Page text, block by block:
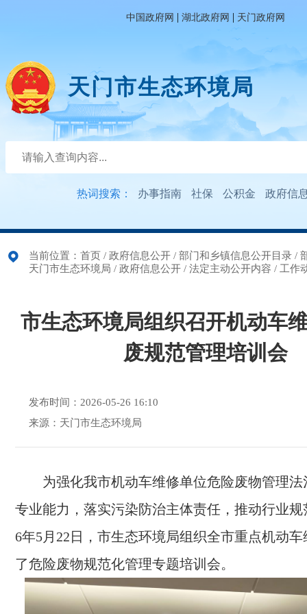
中国政府网 | 湖北政府网 | 天门政府网
天门市生态环境局
热词搜索： 办事指南 社保 公积金 政府信
当前位置： 首页 / 政府信息公开 / 部门和乡镇信息公开目录 /
天门市生态环境局 / 政府信息公开 / 法定主动公开内容 / 工作
市生态环境局组织召开机动车
废规范管理培训会
发布时间：2026-05-26 16:10
来源：天门市生态环境局
为强化我市机动车维修单位危险废物管理
专业能力，落实污染防治主体责任，推动行业规
6年5月22日，市生态环境局组织全市重点机动
了危险废物规范化管理专题培训会。